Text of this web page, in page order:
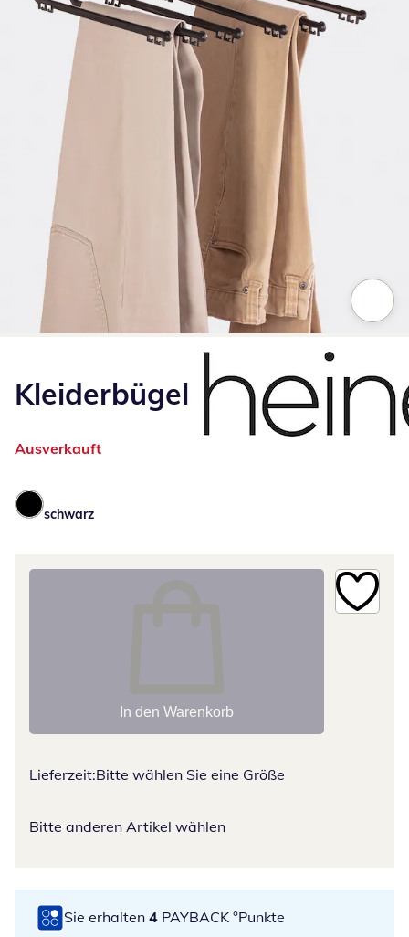
Kleiderbügel
Ausverkauft
schwarz
In den Warenkorb
Lieferzeit:Bitte wählen Sie eine Größe
Bitte anderen Artikel wählen
Sie erhalten 4 PAYBACK °Punkte